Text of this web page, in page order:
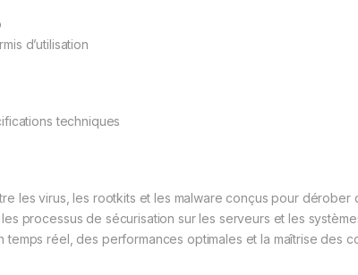
d’utilisation
techniques
les virus, les rootkits et les malware conçus pour dérober
les processus de sécurisation sur les serveurs et les
temps réel, des performances optimales et la maîtrise des